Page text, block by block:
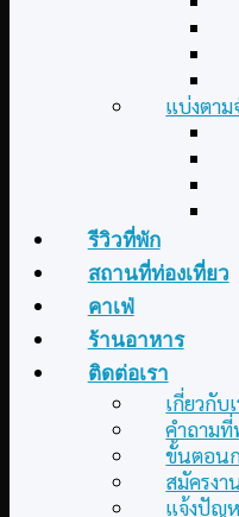
แบ่งตา
รีวิวที่พัก
สถานที่ท่องเที่ยว
คาเฟ่
ร้านอาหาร
ติดต่อเรา
เกี่ยวกับ
คำถาม
ขั้นตอน
สมัครงา
แจ้งปัญ